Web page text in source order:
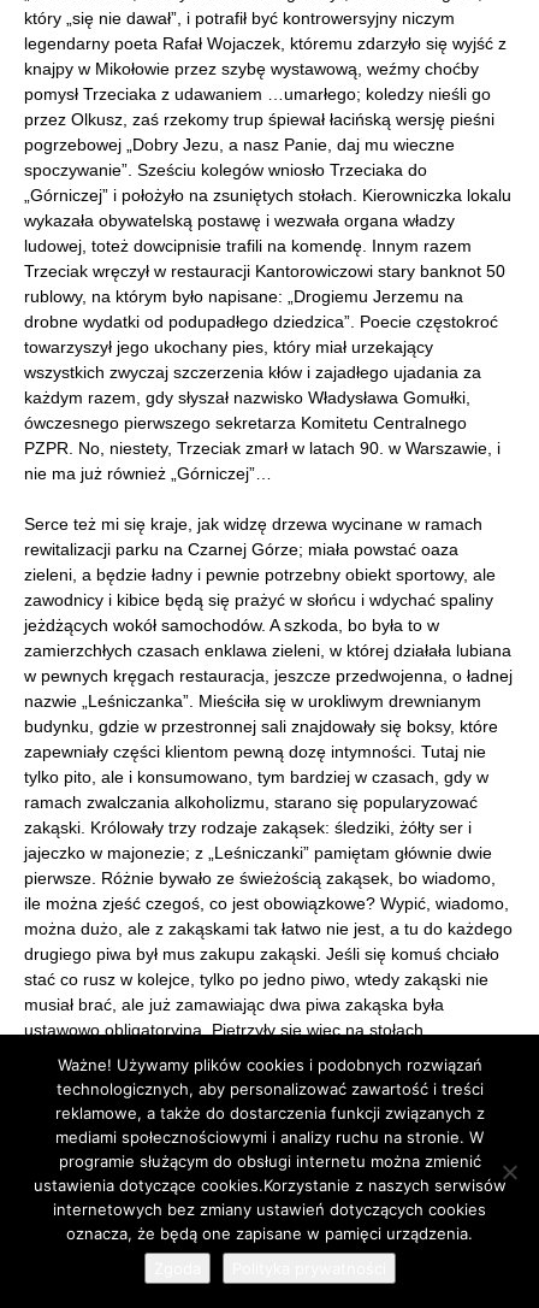
który „się nie dawał”, i potrafił być kontrowersyjny niczym
legendarny poeta Rafał Wojaczek, któremu zdarzyło się wyjść z
knajpy w Mikołowie przez szybę wystawową, weźmy choćby
pomysł Trzeciaka z udawaniem …umarłego; koledzy nieśli go
przez Olkusz, zaś rzekomy trup śpiewał łacińską wersję pieśni
pogrzebowej „Dobry Jezu, a nasz Panie, daj mu wieczne
spoczywanie”. Sześciu kolegów wniosło Trzeciaka do
„Górniczej” i położyło na zsuniętych stołach. Kierowniczka lokalu
wykazała obywatelską postawę i wezwała organa władzy
ludowej, toteż dowcipnisie trafili na komendę. Innym razem
Trzeciak wręczył w restauracji Kantorowiczowi stary banknot 50
rublowy, na którym było napisane: „Drogiemu Jerzemu na
drobne wydatki od podupadłego dziedzica”. Poecie częstokroć
towarzyszył jego ukochany pies, który miał urzekający
wszystkich zwyczaj szczerzenia kłów i zajadłego ujadania za
każdym razem, gdy słyszał nazwisko Władysława Gomułki,
ówczesnego pierwszego sekretarza Komitetu Centralnego
PZPR. No, niestety, Trzeciak zmarł w latach 90. w Warszawie, i
nie ma już również „Górniczej”…
Serce też mi się kraje, jak widzę drzewa wycinane w ramach
rewitalizacji parku na Czarnej Górze; miała powstać oaza
zieleni, a będzie ładny i pewnie potrzebny obiekt sportowy, ale
zawodnicy i kibice będą się prażyć w słońcu i wdychać spaliny
jeżdżących wokół samochodów. A szkoda, bo była to w
zamierzchłych czasach enklawa zieleni, w której działała lubiana
w pewnych kręgach restauracja, jeszcze przedwojenna, o ładnej
nazwie „Leśniczanka”. Mieściła się w urokliwym drewnianym
budynku, gdzie w przestronnej sali znajdowały się boksy, które
zapewniały części klientom pewną dozę intymności. Tutaj nie
tylko pito, ale i konsumowano, tym bardziej w czasach, gdy w
ramach zwalczania alkoholizmu, starano się popularyzować
zakąski. Królowały trzy rodzaje zakąsek: śledziki, żółty ser i
jajeczko w majonezie; z „Leśniczanki” pamiętam głównie dwie
pierwsze. Różnie bywało ze świeżością zakąsek, bo wiadomo,
ile można zjeść czegoś, co jest obowiązkowe? Wypić, wiadomo,
można dużo, ale z zakąskami tak łatwo nie jest, a tu do każdego
drugiego piwa był mus zakupu zakąski. Jeśli się komuś chciało
stać co rusz w kolejce, tylko po jedno piwo, wtedy zakąski nie
musiał brać, ale już zamawiając dwa piwa zakąska była
ustawowo obligatoryjna. Piętrzyły się więc na stołach
niezjedzone śledziki i serki, które potem wracały do lad
chłodniczych, następnie znów wędrowały na stół, kolejny raz
wracały do lad, by jeszcze raz zostać wydanymi w ramach
obowiązkowej zakąski, i tak w nieskończoność… Nie oszukujmy
się, to miało fundamentalnie negatywny wpływ na ich wygląd:
odchodziła ochota na konsumpcję śledzi piątej świeżości i sera o
stwardniałych końcówkach, które z godziny na godzinę unosiły
się, jakby zakąska się poddawała. Jedzenie już nie było
ryzykiem, ale desperacją. Przypomina mi się w tej chwili akurat
nie olkuski, ale krakowski lokal, teraz tam jest tzw. Nowe Miasto,
Ważne! Używamy plików cookies i podobnych rozwiązań
technologicznych, aby personalizować zawartość i treści
reklamowe, a także do dostarczenia funkcji związanych z
mediami społecznościowymi i analizy ruchu na stronie. W
programie służącym do obsługi internetu można zmienić
ustawienia dotyczące cookies.Korzystanie z naszych serwisów
internetowych bez zmiany ustawień dotyczących cookies
oznacza, że będą one zapisane w pamięci urządzenia.